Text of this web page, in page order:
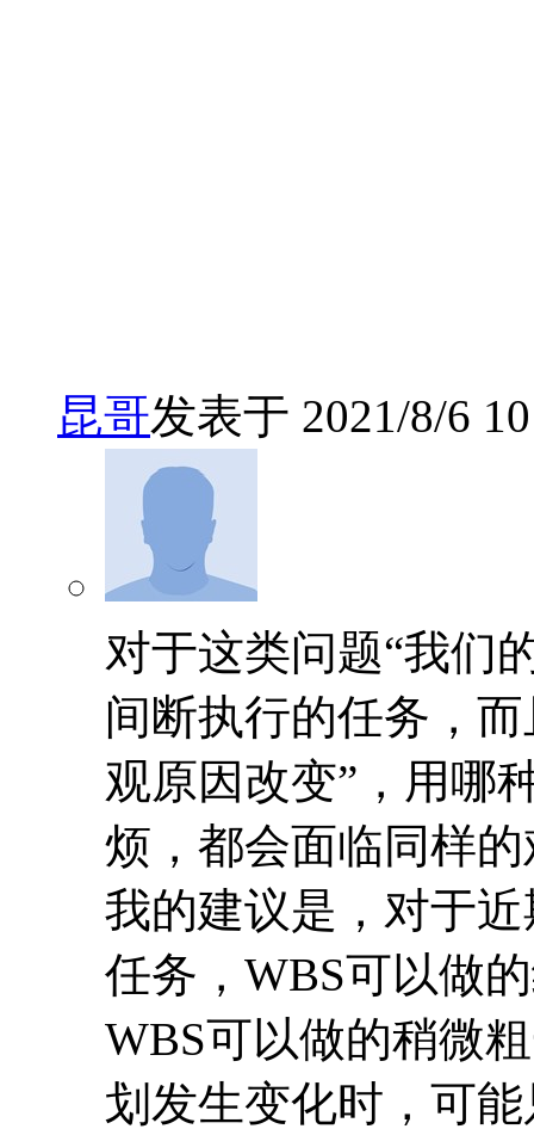
昆哥发表于 2021/8/6
对于这类问题“我们
间断执行的任务，
观原因改变”，用哪
烦，都会面临同样
我的建议是，对于
任务，WBS可以做
WBS可以做的稍微
划发生变化时，可